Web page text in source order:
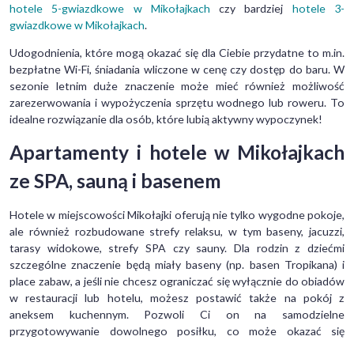
hotele 5-gwiazdkowe w Mikołajkach czy bardziej hotele 3-
gwiazdkowe w Mikołajkach.
Udogodnienia, które mogą okazać się dla Ciebie przydatne to m.in.
bezpłatne Wi-Fi, śniadania wliczone w cenę czy dostęp do baru. W
sezonie letnim duże znaczenie może mieć również możliwość
zarezerwowania i wypożyczenia sprzętu wodnego lub roweru. To
idealne rozwiązanie dla osób, które lubią aktywny wypoczynek!
Apartamenty i hotele w Mikołajkach
ze SPA, sauną i basenem
Hotele w miejscowości Mikołajki oferują nie tylko wygodne pokoje,
ale również rozbudowane strefy relaksu, w tym baseny, jacuzzi,
tarasy widokowe, strefy SPA czy sauny. Dla rodzin z dziećmi
szczególne znaczenie będą miały baseny (np. basen Tropikana) i
place zabaw, a jeśli nie chcesz ograniczać się wyłącznie do obiadów
w restauracji lub hotelu, możesz postawić także na pokój z
aneksem kuchennym. Pozwoli Ci on na samodzielne
przygotowywanie dowolnego posiłku, co może okazać się